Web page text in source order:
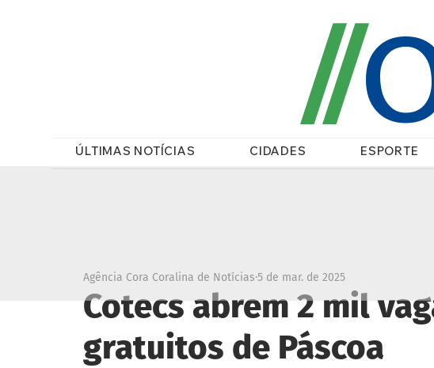
ÚLTIMAS NOTÍCIAS CIDADES ESPORTE
//
Cotecs abrem 2 mil
gratuitos de Páscoa
Agência Cora Coralina de Notícias 5 de mar. de 2025